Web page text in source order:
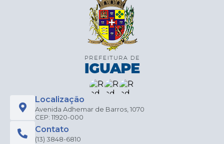
Localização
Avenida Adhemar de Barros, 1070
CEP: 11920-000
Contato
(13) 3848-6810